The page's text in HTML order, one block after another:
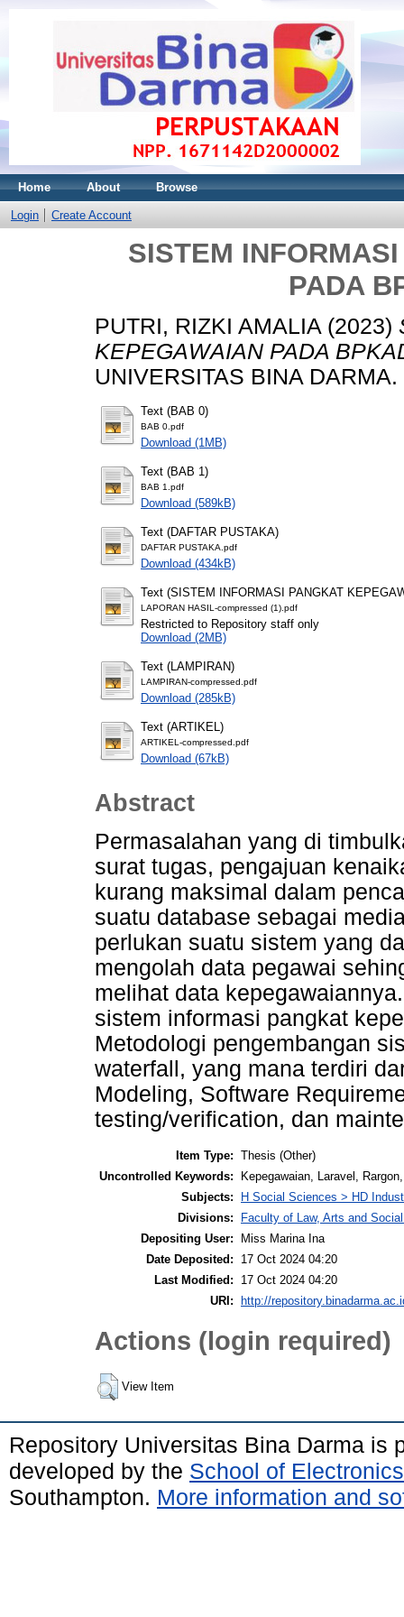
Home About Browse
Login Create Account
SISTEM
PADA
PUTRI, RIZKI AMALIA (2023)
KEPEGAWAIAN PADA
UNIVERSITAS BINA DARMA.
Text (BAB 0)
BAB 0.pdf
Download (1MB)
Text (BAB 1)
BAB 1.pdf
Download (589kB)
Text (DAFTAR PUSTAKA)
DAFTAR PUSTAKA.pdf
Download (434kB)
Text (SISTEM INFORMASI PANGKAT
LAPORAN HASIL-compressed (1).pdf
Restricted to Repository staff only
Download (2MB)
Text (LAMPIRAN)
LAMPIRAN-compressed.pdf
Download (285kB)
Text (ARTIKEL)
ARTIKEL-compressed.pdf
Download (67kB)
Abstract
Permasalahan yang di
surat tugas, pengajuan
kurang maksimal dalam
suatu database sebagai
perlukan suatu sistem yang
mengolah data pegawai
melihat data
sistem informasi pangkat
Metodologi pengembangan
waterfall, yang mana terdiri
Modeling, Software
testing/verification, dan
Item Type: Thesis (Other)
Uncontrolled Keywords:
Kepegawaian, Laravel,
Subjects:
H Social Sciences > HD
Divisions:
Faculty of Law, Arts and
Depositing User:
Miss Marina Ina
Date Deposited:
17 Oct 2024 04:20
Last Modified:
17 Oct 2024 04:20
URI:
http://
Actions (login required)
View Item
Repository Universitas Bina Darma is
developed by the School of
Southampton. More information and